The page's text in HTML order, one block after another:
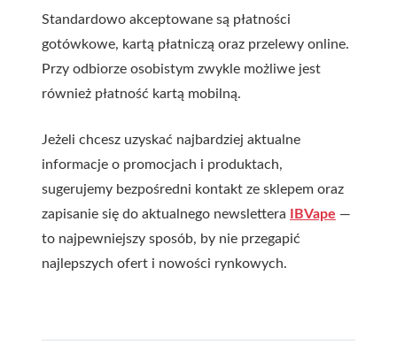
Standardowo akceptowane są płatności
gotówkowe, kartą płatniczą oraz przelewy online.
Przy odbiorze osobistym zwykle możliwe jest
również płatność kartą mobilną.
Jeżeli chcesz uzyskać najbardziej aktualne
informacje o promocjach i produktach,
sugerujemy bezpośredni kontakt ze sklepem oraz
zapisanie się do aktualnego newslettera
IBVape —
to najpewniejszy sposób, by nie przegapić
najlepszych ofert i nowości rynkowych.